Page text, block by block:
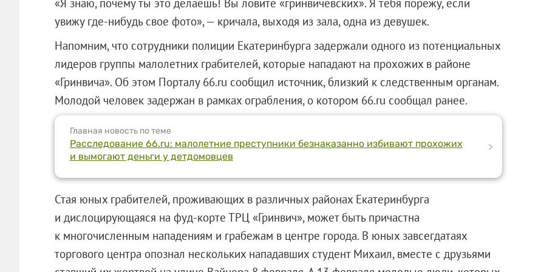
увижу где-нибудь свое фото», — кричала, выходя из зала, одна из девушек.
Напомним, что сотрудники полиции Екатеринбурга задержали одного из потенциальных
лидеров группы малолетних грабителей, которые нападают на прохожих в районе
«Гринвича». Об этом Порталу 66.ru сообщил источник, близкий к следственным органам.
Молодой человек задержан в рамках ограбления, о котором 66.ru сообщал ранее.
Главная новость по теме
Расследование 66.ru: малолетние преступники безнаказанно избивают прохожих
и вымогают деньги у детдомовцев
>
Стая юных грабителей, проживающих в различных районах Екатеринбурга
и дислоцирующаяся на фуд-корте ТРЦ «Гринвич», может быть причастна
к многочисленным нападениям и грабежам в центре города. В юных завсегдатаях
торгового центра опознал нескольких нападавших студент Михаил, вместе с друзьями